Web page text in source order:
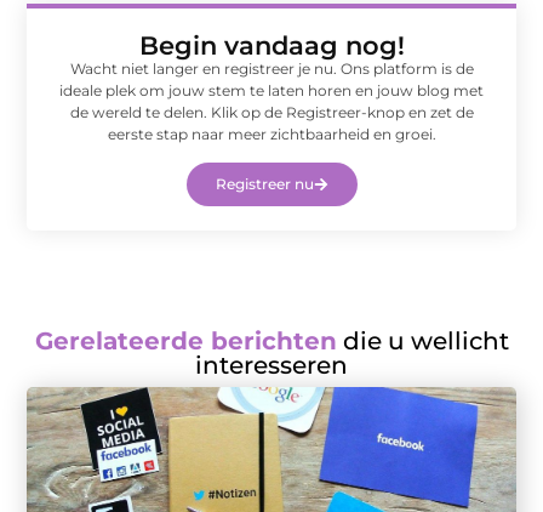
Begin vandaag nog!
Wacht niet langer en registreer je nu. Ons platform is de
ideale plek om jouw stem te laten horen en jouw blog met
de wereld te delen. Klik op de Registreer-knop en zet de
eerste stap naar meer zichtbaarheid en groei.
Registreer nu
Gerelateerde berichten die u wellicht
interesseren